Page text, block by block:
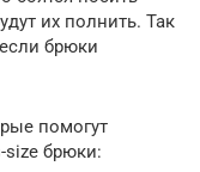
их полнить. Так
брюки
помогут
size брюки: